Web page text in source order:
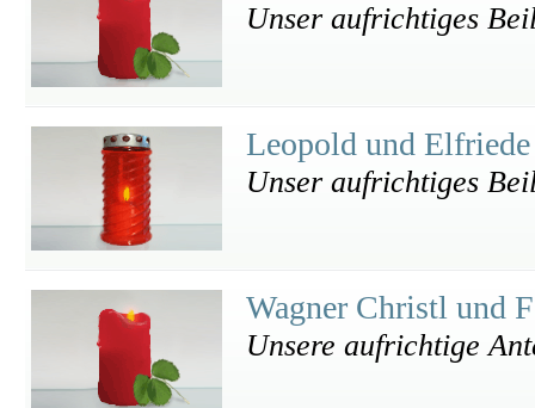
Unser aufrichtiges
Leopold und
Unser aufrichtiges
Wagner Christl und
Unsere aufrichtige